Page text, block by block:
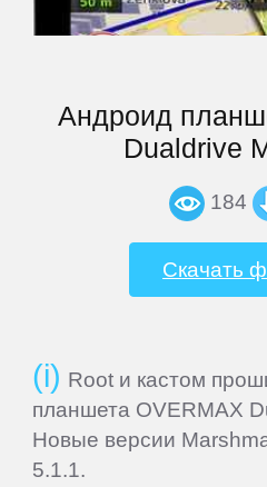
Андроид
Dualdrive
184
Скачать
Root и кастом
планшета OVERMAX
Новые версии
5.1.1.
PiPO
Plark
Prestigio
Prology